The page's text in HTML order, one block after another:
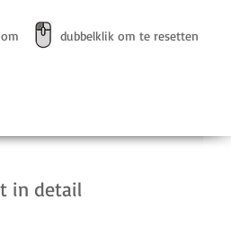
dubbelklik om te resetten
in detail